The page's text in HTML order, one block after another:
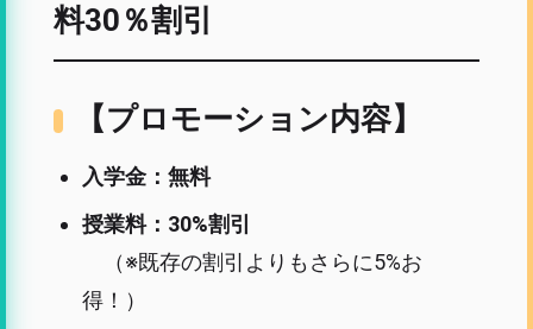
料30％割引
【プロモーション内容】
入学金：無料
授業料：30%割引
（※既存の割引よりもさらに5%お
得！）